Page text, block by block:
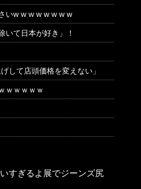
いw w w w w w w w
て日本が好き」！
して店頭価格を変えない」
ｗｗｗｗｗ
すぎるよ展でジーンズ尻